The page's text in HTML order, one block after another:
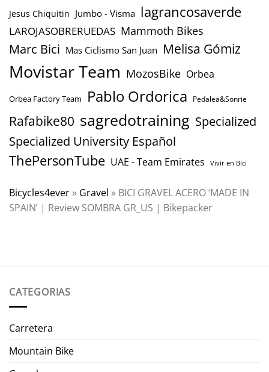
Jesus Chiquitin Jumbo - Visma lagrancosaverde
LAROJASOBRERUEDAS Mammoth Bikes
Marc Bici Mas Ciclismo San Juan Melisa Gómiz
Movistar Team MozosBike Orbea
Orbea Factory Team Pablo Ordorica Pedalea&Sonrie
Rafabike80 sagredotraining Specialized
Specialized University Español
ThePersonTube UAE - Team Emirates Vivir en Bici
Bicycles4ever » Gravel » BICI GRAVEL ACERO ‘MADE IN
SPAIN’ | Review SOMBRA GR_US | Bikepacker
CATEGORIAS
Carretera
Mountain Bike